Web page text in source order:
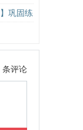
巩固练